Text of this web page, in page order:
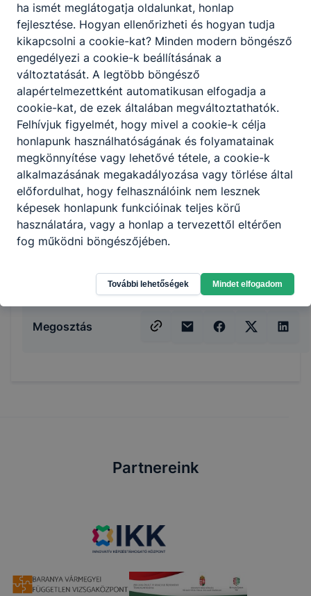
a vezetőszakács utasításait követve ételt
készít, tálal, díszít a szakmaiság, a
praktikusság és az esztétikusság
figyelembevételével;
előkészítő, elkészítő és befejező
műveleteket hajt végre;
árut rendel, árut vesz át, árut raktároz
szakosítva;
betartja és betartatja a HACCP
szabályzatot;
anyagi és erkölcsi felelősséget vállal a
rábízott javakért;
a konyhatechnológiai eljárásokat
tudatosan alkalmazza;
képes a segédszemélyzet munkáját
Megosztás
Partnereink
ha ismét meglátogatja oldalunkat, honlap
fejlesztése. Hogyan ellenőrizheti és hogyan tudja
kikapcsolni a cookie-kat? Minden modern böngésző
engedélyezi a cookie-k beállításának a
változtatását. A legtöbb böngésző
alapértelmezettként automatikusan elfogadja a
cookie-kat, de ezek általában megváltoztathatók.
Felhívjuk figyelmét, hogy mivel a cookie-k célja
honlapunk használhatóságának és folyamatainak
megkönnyítése vagy lehetővé tétele, a cookie-k
alkalmazásának megakadályozása vagy törlése által
előfordulhat, hogy felhasználóink nem lesznek
képesek honlapunk funkcióinak teljes körű
használatára, vagy a honlap a tervezettől eltérően
fog működni böngészőjében.
További lehetőségek Mindet elfogadom